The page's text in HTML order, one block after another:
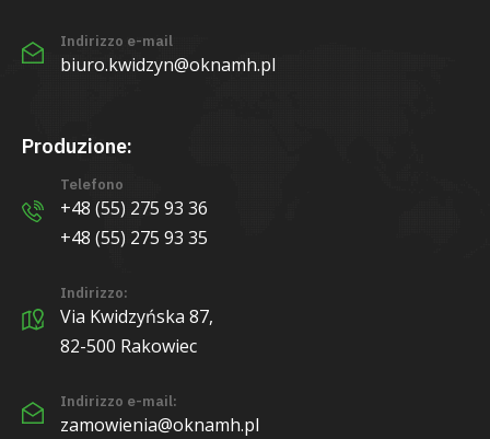
Indirizzo e-mail
biuro.kwidzyn@oknamh.pl
Produzione:
Telefono
+48 (55) 275 93 36
+48 (55) 275 93 35
Indirizzo:
Via Kwidzyńska 87,
82-500 Rakowiec
Indirizzo e-mail:
zamowienia@oknamh.pl